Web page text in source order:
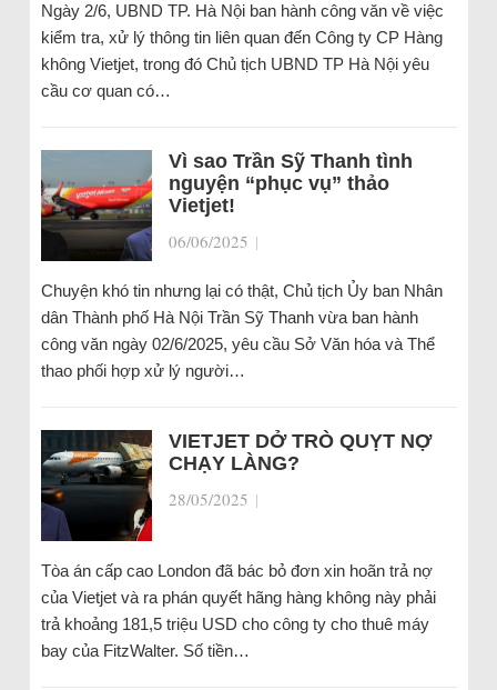
Ngày 2/6, UBND TP. Hà Nội ban hành công văn về việc
kiểm tra, xử lý thông tin liên quan đến Công ty CP Hàng
không Vietjet, trong đó Chủ tịch UBND TP Hà Nội yêu
cầu cơ quan có…
Vì sao Trần Sỹ Thanh tình
nguyện “phục vụ” thảo
Vietjet!
06/06/2025 |
Chuyện khó tin nhưng lại có thật, Chủ tịch Ủy ban Nhân
dân Thành phố Hà Nội Trần Sỹ Thanh vừa ban hành
công văn ngày 02/6/2025, yêu cầu Sở Văn hóa và Thể
thao phối hợp xử lý người…
VIETJET DỞ TRÒ QUỴT NỢ
CHẠY LÀNG?
28/05/2025 |
Tòa án cấp cao London đã bác bỏ đơn xin hoãn trả nợ
của Vietjet và ra phán quyết hãng hàng không này phải
trả khoảng 181,5 triệu USD cho công ty cho thuê máy
bay của FitzWalter. Số tiền…